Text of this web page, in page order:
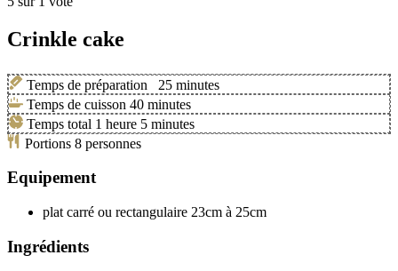
Crinkle cake
Temps de préparation 25 minutes
Temps de cuisson 40 minutes
Temps total 1 heure 5 minutes
Portions 8 personnes
Equipement
plat carré ou rectangulaire 23cm à 25cm
Ingrédients